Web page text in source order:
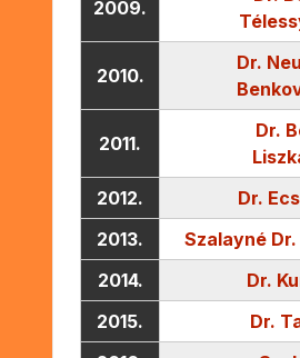
2009.
2010.
Dr.
2011.
Dr.
2012.
Dr.
2013.
Szalayné
2014.
Dr.
2015.
Dr.